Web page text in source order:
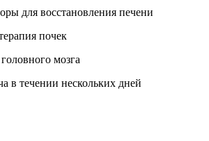
для восстановления печени
почек
мозга
в течении нескольких дней